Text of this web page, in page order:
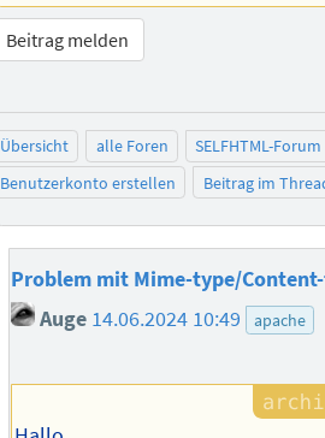
Beitrag melden
Übersicht alle Foren
SELFHTML-Forum
Benutzerkonto erstellen
Beitrag im
Problem mit Mime-type/
Auge 14.06.2024 10:49 apache